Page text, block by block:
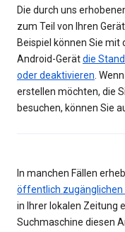
Die durch uns
zum Teil von Ihren
Beispiel können Sie mit
Android-Gerätdie
oder deaktivieren.
erstellen möchten, die
besuchen, können Sie
In manchen Fällen
öffentlich zugänglichen
in Ihrer lokalen Zeitung
Suchmaschine diesen